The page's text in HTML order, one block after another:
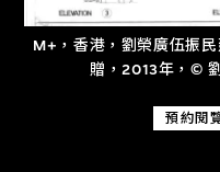
M+，香港，劉榮廣伍振
贈，2013年，©
預約閱
探索世界頂級的
文化藏品。